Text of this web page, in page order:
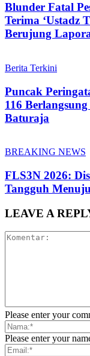
Blunder Fatal
Terima ‘Ustadz
Berujung
Berita Terkini
Puncak
116
Baturaja
BREAKING NEWS
FLS3N 2026:
Tangguh
LEAVE A
Please enter your
Please enter your